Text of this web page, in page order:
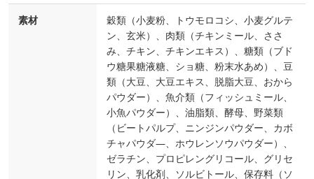
素材
穀類（小麦粉、トウモロコシ、小麦グルテ
ン、玄米）、肉類（チキンミール、ささ
み、チキン、チキンエキス）、糖類（ブド
ウ糖果糖液糖、ショ糖、粉末水あめ）、豆
類（大豆、大豆エキス、脱脂大豆、おから
パウダー）、魚介類（フィッシュミール、
小魚パウダー）、油脂類、酵母、野菜類
（ビートパルプ、ニンジンパウダー、カボ
チャパウダ―、ホウレンソウパウダー）、
ゼラチン、プロピレングリコール、グリセ
リン、乳化剤、ソルビトール、保存料（ソ